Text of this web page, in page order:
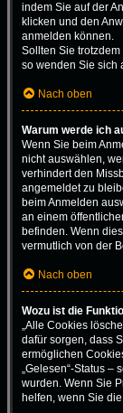
indem Sie auf der
klicken und den
anmelden können.
Sollten Sie
so wenden Sie sich
Nach oben
Warum werde ich
Wenn Sie beim
nicht auswählen,
verhindert den
angemeldet zu
beim Anmelden
an einem
befinden. Wenn
vermutlich von der
Nach oben
Wozu ist die
„Alle Cookies
dafür sorgen, dass
ermöglichen
„Gelesen“-Status –
wurden. Wenn Sie
helfen, wenn Sie